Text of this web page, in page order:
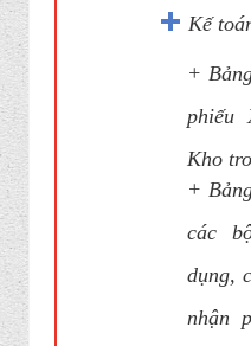
Kế
+
phiếu
Kho
+
các
nhận